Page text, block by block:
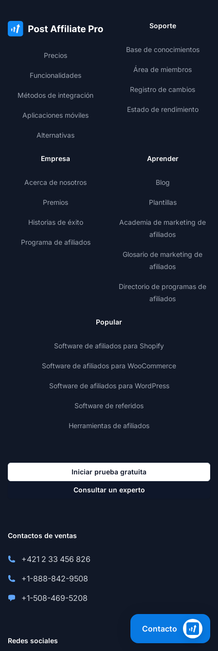
Precios
Funcionalidades
Métodos de integración
Aplicaciones móviles
Alternativas
Soporte
Base de conocimientos
Área de miembros
Registro de cambios
Estado de rendimiento
Empresa
Acerca de nosotros
Premios
Historias de éxito
Programa de afiliados
Aprender
Blog
Plantillas
Academia de marketing de
afiliados
Glosario de marketing de
afiliados
Directorio de programas de
afiliados
Popular
Software de afiliados para Shopify
Software de afiliados para WooCommerce
Software de afiliados para WordPress
Software de referidos
Herramientas de afiliados
Iniciar prueba gratuita
Consultar un experto
Contactos de ventas
+421 2 33 456 826
+1-888-842-9508
+1-508-469-5208
Redes sociales
Contacto